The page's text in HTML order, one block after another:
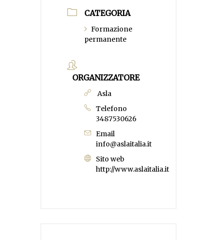
CATEGORIA
Formazione
permanente
ORGANIZZATORE
Asla
Telefono
3487530626
Email
info@aslaitalia.it
Sito web
http://www.aslaitalia.it